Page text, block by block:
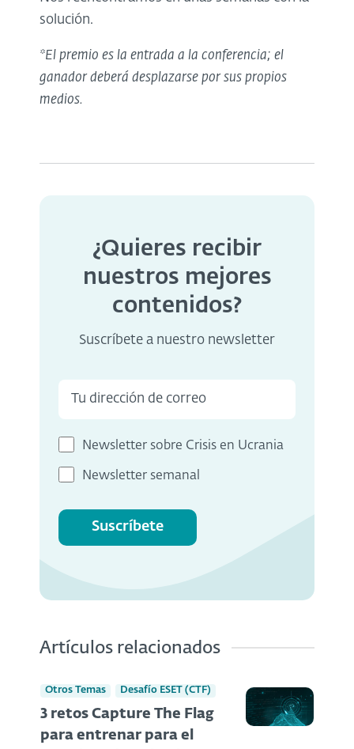
solución.
*El premio es la entrada a la conferencia; el
ganador deberá desplazarse por sus propios
medios.
¿Quieres recibir
nuestros mejores
contenidos?
Suscríbete a nuestro newsletter
Newsletter sobre Crisis en Ucrania
Newsletter semanal
Suscríbete
Artículos relacionados
Otros Temas Desafío ESET (CTF)
3 retos Capture The Flag
para entrenar para el